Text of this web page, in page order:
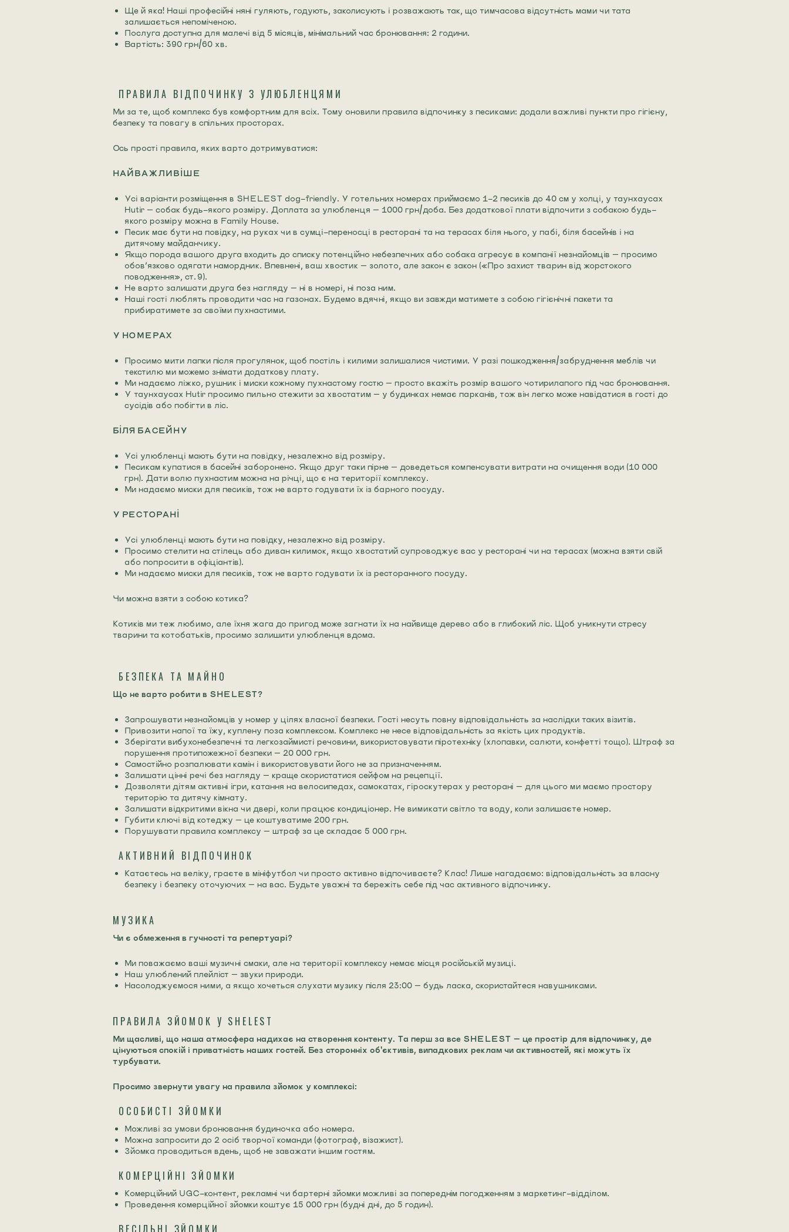
Ще й яка! Наші професійні няні гуляють, годують, заколисують і розважають так, що тимчасова відсутність мами чи тата
залишається непоміченою.
Послуга доступна для малечі від 5 місяців, мінімальний час бронювання: 2 години.
Вартість: 390 грн/60 хв.
ПРАВИЛА ВІДПОЧИНКУ З УЛЮБЛЕНЦЯМИ
Ми за те, щоб комплекс був комфортним для всіх. Тому оновили правила відпочинку з песиками: додали важливі пункти про гігієну,
безпеку та повагу в спільних просторах.
Ось прості правила, яких варто дотримуватися:
НАЙВАЖЛИВІШЕ
Усі варіанти розміщення в SHELEST dog-friendly. У готельних номерах приймаємо 1-2 песиків до 40 см у холці, у таунхаусах
Hutir — собак будь-якого розміру. Доплата за улюбленця — 1000 грн/доба. Без додаткової плати відпочити з собакою будь-
якого розміру можна в Family House.
Песик має бути на повідку, на руках чи в сумці-переносці в ресторані та на терасах біля нього, у пабі, біля басейнів і на
дитячому майданчику.
Якщо порода вашого друга входить до списку потенційно небезпечних або собака агресує в компанії незнайомців — просимо
обов’язково одягати намордник. Впевнені, ваш хвостик — золото, але закон є закон («Про захист тварин від жорстокого
поводження», ст. 9).
Не варто залишати друга без нагляду — ні в номері, ні поза ним.
Наші гості люблять проводити час на газонах. Будемо вдячні, якщо ви завжди матимете з собою гігієнічні пакети та
прибиратимете за своїми пухнастими.
У НОМЕРАХ
Просимо мити лапки після прогулянок, щоб постіль і килими залишалися чистими. У разі пошкодження/забруднення меблів чи
текстилю ми можемо знімати додаткову плату.
Ми надаємо ліжко, рушник і миски кожному пухнастому гостю — просто вкажіть розмір вашого чотирилапого під час бронювання.
У таунхаусах Hutir просимо пильно стежити за хвостатим — у будинках немає парканів, тож він легко може навідатися в гості до
сусідів або побігти в ліс.
БІЛЯ БАСЕЙНУ
Усі улюбленці мають бути на повідку, незалежно від розміру.
Песикам купатися в басейні заборонено. Якщо друг таки пірне — доведеться компенсувати витрати на очищення води (10 000
грн). Дати волю пухнастим можна на річці, що є на території комплексу.
Ми надаємо миски для песиків, тож не варто годувати їх із барного посуду.
У РЕСТОРАНІ
Усі улюбленці мають бути на повідку, незалежно від розміру.
Просимо стелити на стілець або диван килимок, якщо хвостатий супроводжує вас у ресторані чи на терасах (можна взяти свій
або попросити в офіціантів).
Ми надаємо миски для песиків, тож не варто годувати їх із ресторанного посуду.
Чи можна взяти з собою котика?
Котиків ми теж любимо, але їхня жага до пригод може загнати їх на найвище дерево або в глибокий ліс. Щоб уникнути стресу
тварини та котобатьків, просимо залишити улюбленця вдома.
БЕЗПЕКА ТА МАЙНО
Що не варто робити в SHELEST?
Запрошувати незнайомців у номер у цілях власної безпеки. Гості несуть повну відповідальність за наслідки таких візитів.
Привозити напої та їжу, куплену поза комплексом. Комплекс не несе відповідальність за якість цих продуктів.
Зберігати вибухонебезпечні та легкозаймисті речовини, використовувати піротехніку (хлопавки, салюти, конфетті тощо). Штраф за
порушення протипожежної безпеки — 20 000 грн.
Самостійно розпалювати камін і використовувати його не за призначенням.
Залишати цінні речі без нагляду — краще скористатися сейфом на рецепції.
Дозволяти дітям активні ігри, катання на велосипедах, самокатах, гіроскутерах у ресторані — для цього ми маємо простору
територію та дитячу кімнату.
Залишати відкритими вікна чи двері, коли працює кондиціонер. Не вимикати світло та воду, коли залишаєте номер.
Губити ключі від котеджу — це коштуватиме 200 грн.
Порушувати правила комплексу — штраф за це складає 5 000 грн.
АКТИВНИЙ ВІДПОЧИНОК
Катаєтесь на веліку, граєте в мініфутбол чи просто активно відпочиваєте? Клас! Лише нагадаємо: відповідальність за власну
безпеку і безпеку оточуючих — на вас. Будьте уважні та бережіть себе під час активного відпочинку.
МУЗИКА
Чи є обмеження в гучності та репертуарі?
Ми поважаємо ваші музичні смаки, але на території комплексу немає місця російській музиці.
Наш улюблений плейліст — звуки природи.
Насолоджуємося ними, а якщо хочеться слухати музику після 23:00 — будь ласка, скористайтеся навушниками.
ПРАВИЛА ЗЙОМОК У SHELEST
Ми щасливі, що наша атмосфера надихає на створення контенту. Та перш за все SHELEST — це простір для відпочинку, де
цінуються спокій і приватність наших гостей. Без сторонніх об'єктивів, випадкових реклам чи активностей, які можуть їх
турбувати.
Просимо звернути увагу на правила зйомок у комплексі:
ОСОБИСТІ ЗЙОМКИ
Можливі за умови бронювання будиночка або номера.
Можна запросити до 2 осіб творчої команди (фотограф, візажист).
Зйомка проводиться вдень, щоб не заважати іншим гостям.
КОМЕРЦІЙНІ ЗЙОМКИ
Комерційний UGC-контент, рекламні чи бартерні зйомки можливі за попереднім погодженням з маркетинг-відділом.
Проведення комерційної зйомки коштує 15 000 грн (будні дні, до 5 годин).
ВЕСІЛЬНІ ЗЙОМКИ